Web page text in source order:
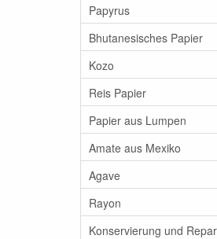
Papyrus
Bhutanesisches Papier
Kozo
Reis Papier
Papier aus Lumpen
Amate aus Mexiko
Agave
Rayon
Konservierung und